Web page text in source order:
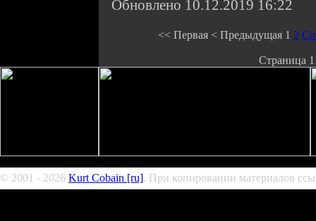
Обновлено 10.12.2019 16:22
<< Первая< Предыдущая 1 2
Страница 1
© 2001 - 2026 Kurt Cobain [ru]. При копировании материалов